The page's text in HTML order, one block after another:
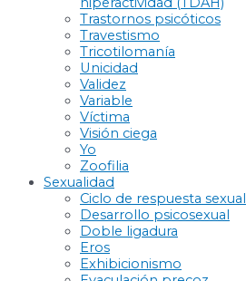
Trastornos psicóticos
Travestismo
Tricotilomanía
Unicidad
Validez
Variable
Víctima
Visión ciega
Yo
Zoofilia
Sexualidad
Ciclo de respuesta sexual
Desarrollo psicosexual
Doble ligadura
Eros
Exhibicionismo